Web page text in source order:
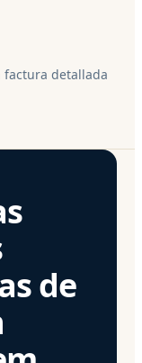
factura detallada
de